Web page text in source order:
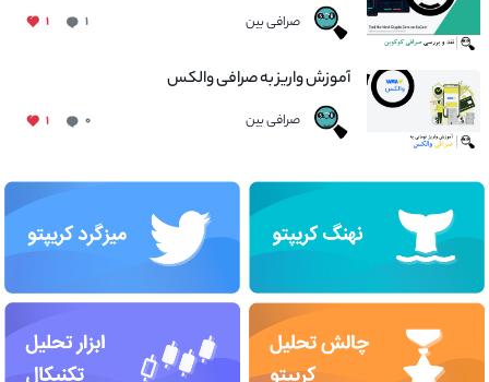
صرافی بین ۱ ۱
آموزش واریز به صرافی والکس
صرافی بین ۰ ۱